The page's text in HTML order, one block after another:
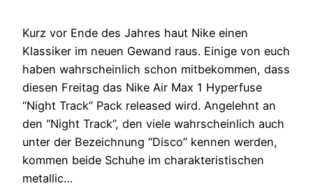
Kurz vor Ende des Jahres haut Nike einen
Klassiker im neuen Gewand raus. Einige von euch
haben wahrscheinlich schon mitbekommen, dass
diesen Freitag das Nike Air Max 1 Hyperfuse
“Night Track” Pack released wird. Angelehnt an
den “Night Track”, den viele wahrscheinlich auch
unter der Bezeichnung “Disco” kennen werden,
kommen beide Schuhe im charakteristischen
metallic…